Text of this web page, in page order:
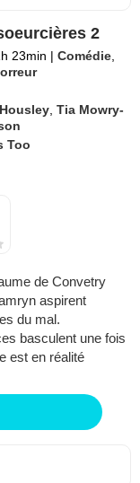
2
23min | Comédie
,Tia Mowry-
Too
de Convetry
aspirent
du mal.
basculent une fois
est en réalité